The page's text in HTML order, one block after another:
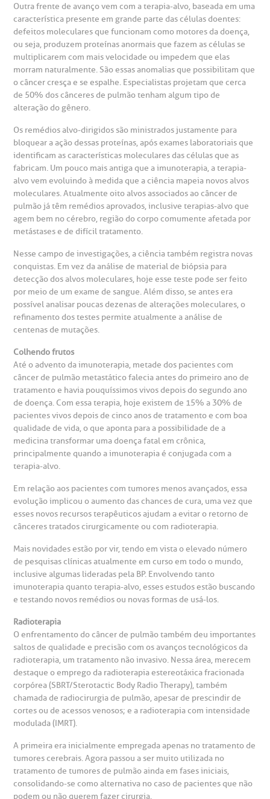
R. Martiniano de Carvalho, 965
CEP: 01323-001 | Bela Vista
São Paulo - SP
Clínica Medicina da Mulher
Saiba mais
Endereço:
R. Colômbia, 332
CEP: 01438-000 | Jardim Paulista
São Paulo - SP
de Benchmarking
de Bioética
frequentes
de órgãos
de cuidado
e perdidos
Outra frente de avanço vem com a terapia-alvo, baseada em uma
característica presente em grande parte das células doentes:
defeitos moleculares que funcionam como motores da doença,
ou seja, produzem proteínas anormais que fazem as células se
multiplicarem com mais velocidade ou impedem que elas
morram naturalmente. São essas anomalias que possibilitam que
o câncer cresça e se espalhe. Especialistas projetam que cerca
de 50% dos cânceres de pulmão tenham algum tipo de
alteração do gênero.
Os remédios alvo-dirigidos são ministrados justamente para
bloquear a ação dessas proteínas, após exames laboratoriais que
identificam as características moleculares das células que as
fabricam. Um pouco mais antiga que a imunoterapia, a terapia-
alvo vem evoluindo à medida que a ciência mapeia novos alvos
moleculares. Atualmente oito alvos associados ao câncer de
pulmão já têm remédios aprovados, inclusive terapias-alvo que
agem bem no cérebro, região do corpo comumente afetada por
metástases e de difícil tratamento.
Nesse campo de investigações, a ciência também registra novas
conquistas. Em vez da análise de material de biópsia para
detecção dos alvos moleculares, hoje esse teste pode ser feito
por meio de um exame de sangue. Além disso, se antes era
possível analisar poucas dezenas de alterações moleculares, o
refinamento dos testes permite atualmente a análise de
centenas de mutações.
Colhendo frutos
Até o advento da imunoterapia, metade dos pacientes com
câncer de pulmão metastático falecia antes do primeiro ano de
tratamento e havia pouquíssimos vivos depois do segundo ano
de doença. Com essa terapia, hoje existem de 15% a 30% de
pacientes vivos depois de cinco anos de tratamento e com boa
qualidade de vida, o que aponta para a possibilidade de a
medicina transformar uma doença fatal em crônica,
principalmente quando a imunoterapia é conjugada com a
terapia-alvo.
Em relação aos pacientes com tumores menos avançados, essa
evolução implicou o aumento das chances de cura, uma vez que
esses novos recursos terapêuticos ajudam a evitar o retorno de
cânceres tratados cirurgicamente ou com radioterapia.
Mais novidades estão por vir, tendo em vista o elevado número
de pesquisas clínicas atualmente em curso em todo o mundo,
inclusive algumas lideradas pela BP. Envolvendo tanto
imunoterapia quanto terapia-alvo, esses estudos estão buscando
e testando novos remédios ou novas formas de usá-los.
Radioterapia
O enfrentamento do câncer de pulmão também deu importantes
saltos de qualidade e precisão com os avanços tecnológicos da
radioterapia, um tratamento não invasivo. Nessa área, merecem
destaque o emprego da radioterapia estereotáxica fracionada
corpórea (SBRT/Sterotactic Body Radio Therapy), também
chamada de radiocirurgia de pulmão, apesar de prescindir de
cortes ou de acessos venosos; e a radioterapia com intensidade
modulada (IMRT).
A primeira era inicialmente empregada apenas no tratamento de
tumores cerebrais. Agora passou a ser muito utilizada no
tratamento de tumores de pulmão ainda em fases iniciais,
consolidando-se como alternativa no caso de pacientes que não
podem ou não querem fazer cirurgia.